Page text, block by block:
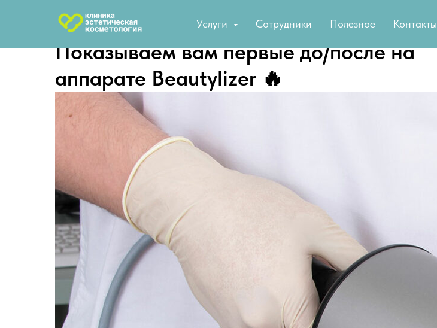
Услуги Сотрудники Полезное Контакты
Показываем вам первые до/после на
аппарате Beautylizer 🔥 ⠀